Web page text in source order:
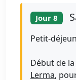
Jour 8
Petit-
Début de
Lerma,